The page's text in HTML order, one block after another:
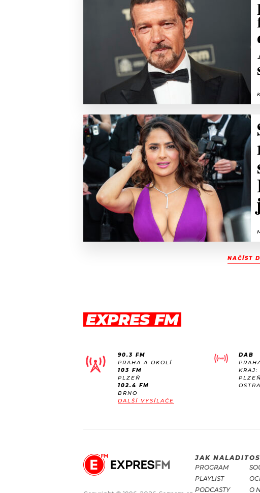
NAČÍST
EXPRES FM
90.3 FM
PRAHA A OKOLÍ
103 FM
PLZEŇ
102.4 FM
BRNO
DALŠÍ VYSÍLAČE
DAB
KRAJ:
JAK NALADIT
PROGRAM
PLAYLIST
PODCASTY
O